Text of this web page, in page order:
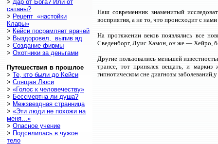
> Дар от Бога? Или от
сатаны?
> Рецепт «настойки
Клары»
> Кейси посрамляет врачей
> Выздоровел, выпив яд
> Создание фирмы
> Охотники за деньгами
Путешествия в прошлое
> Те, кто были до Кейси
> Спящая Люси
> «Голос к человечеству»
> Бессмертна ли душа?
> Межзвездная странница
> «Эти люди не похожи на
меня...»
> Опасное учение
> Подселилась в чужое
тело
Наш современник знаменитый
восприятия, а не то, что происходит с
На протяжении веков появлялись все
Сведенборг, Луис Хамон, он же — Хейро,
Другие пользовались меньшей
трансе, тот принялся вещать, и
гипнотическом сне диагнозы